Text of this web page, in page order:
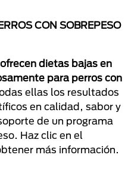
CON SOBREPESO
dietas bajas en
para perros con
ellas los resultados
en calidad, sabor y
de un programa
Haz clic en el
más información.